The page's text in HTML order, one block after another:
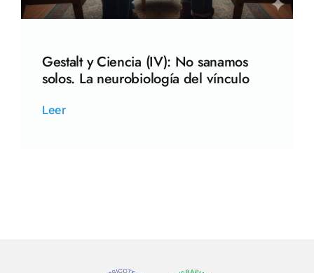
Gestalt y Ciencia (IV): No sanamos
solos. La neurobiología del vínculo
Leer